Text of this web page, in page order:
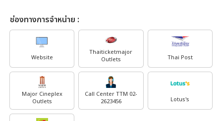
ช่องทางการจำหน่าย :
Website
Thaiticketmajor
Outlets
Thai Post
Major Cineplex
Outlets
Call Center TTM 02-
2623456
Lotus's